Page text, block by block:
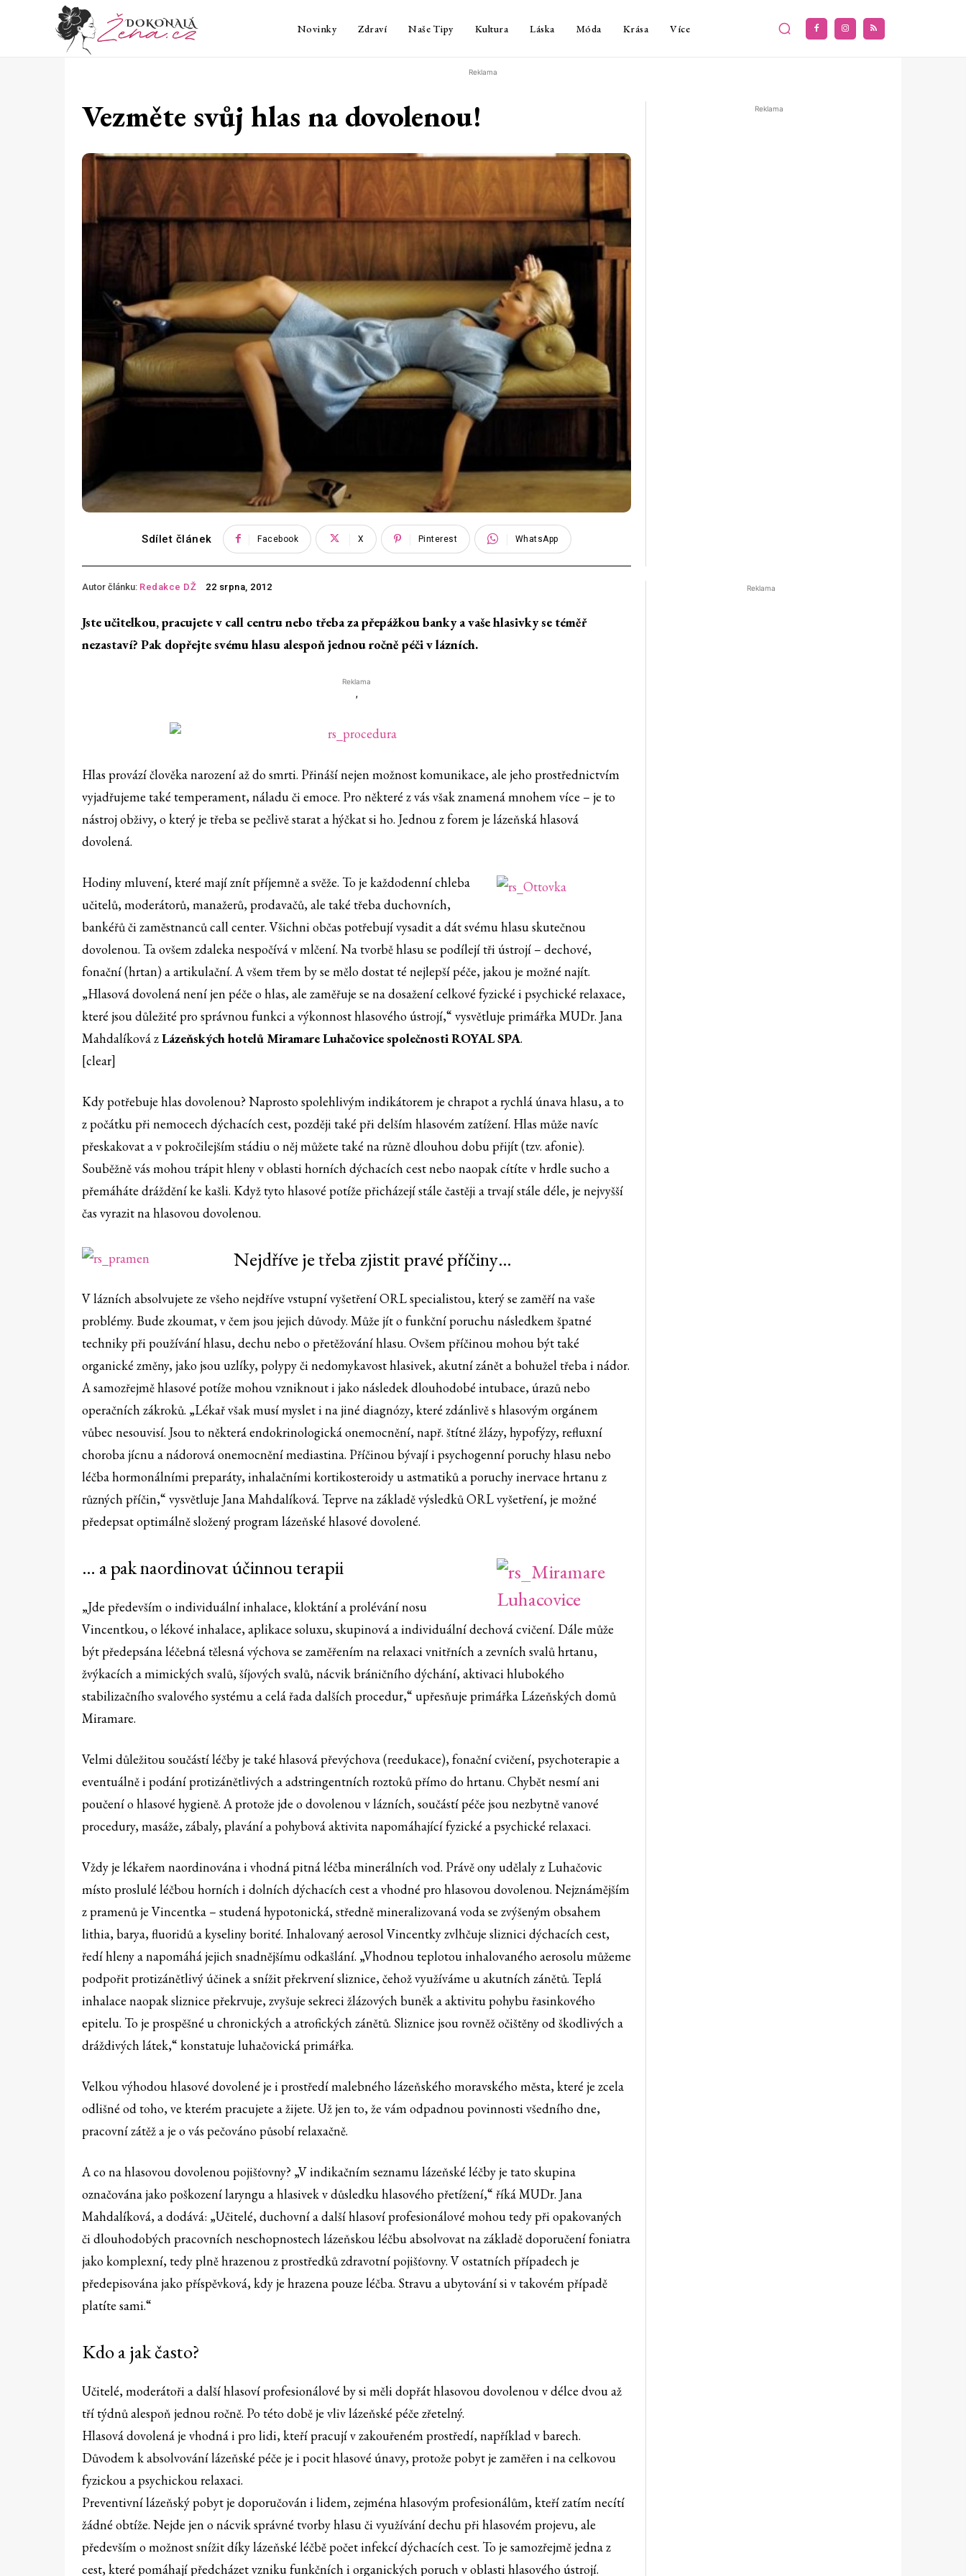
Novinky Zdraví Naše Tipy Kultura Láska Móda Krása Více
Reklama
Vezměte svůj hlas na dovolenou!
Sdílet článek Facebook X Pinterest WhatsApp
Reklama
Autor článku: Redakce DŽ 22 srpna, 2012
Jste učitelkou, pracujete v call centru nebo třeba za přepážkou banky a vaše hlasivky se téměř
nezastaví? Pak dopřejte svému hlasu alespoň jednou ročně péči v lázních.
Reklama
'
Hlas provází člověka narození až do smrti. Přináší nejen možnost komunikace, ale jeho prostřednictvím
vyjadřujeme také temperament, náladu či emoce. Pro některé z vás však znamená mnohem více – je to
nástroj obživy, o který je třeba se pečlivě starat a hýčkat si ho. Jednou z forem je lázeňská hlasová
dovolená.
Hodiny mluvení, které mají znít příjemně a svěže. To je každodenní chleba
učitelů, moderátorů, manažerů, prodavačů, ale také třeba duchovních,
bankéřů či zaměstnanců call center. Všichni občas potřebují vysadit a dát svému hlasu skutečnou
dovolenou. Ta ovšem zdaleka nespočívá v mlčení. Na tvorbě hlasu se podílejí tři ústrojí – dechové,
fonační (hrtan) a artikulační. A všem třem by se mělo dostat té nejlepší péče, jakou je možné najít.
„Hlasová dovolená není jen péče o hlas, ale zaměřuje se na dosažení celkové fyzické i psychické relaxace,
které jsou důležité pro správnou funkci a výkonnost hlasového ústrojí,“ vysvětluje primářka MUDr. Jana
Mahdalíková zLázeňských hotelů Miramare Luhačovice společnosti ROYAL SPA.
[clear]
Kdy potřebuje hlas dovolenou? Naprosto spolehlivým indikátorem je chrapot a rychlá únava hlasu, a to
z počátku při nemocech dýchacích cest, později také při delším hlasovém zatížení. Hlas může navíc
přeskakovat a v pokročilejším stádiu o něj můžete také na různě dlouhou dobu přijít (tzv. afonie).
Souběžně vás mohou trápit hleny v oblasti horních dýchacích cest nebo naopak cítíte v hrdle sucho a
přemáháte dráždění ke kašli. Když tyto hlasové potíže přicházejí stále častěji a trvají stále déle, je nejvyšší
čas vyrazit na hlasovou dovolenou.
Nejdříve je třeba zjistit pravé příčiny…
V lázních absolvujete ze všeho nejdříve vstupní vyšetření ORL specialistou, který se zaměří na vaše
problémy. Bude zkoumat, v čem jsou jejich důvody. Může jít o funkční poruchu následkem špatné
techniky při používání hlasu, dechu nebo o přetěžování hlasu. Ovšem příčinou mohou být také
organické změny, jako jsou uzlíky, polypy či nedomykavost hlasivek, akutní zánět a bohužel třeba i nádor.
A samozřejmě hlasové potíže mohou vzniknout i jako následek dlouhodobé intubace, úrazů nebo
operačních zákroků. „Lékař však musí myslet i na jiné diagnózy, které zdánlivě s hlasovým orgánem
vůbec nesouvisí. Jsou to některá endokrinologická onemocnění, např. štítné žlázy, hypofýzy, refluxní
choroba jícnu a nádorová onemocnění mediastina. Příčinou bývají i psychogenní poruchy hlasu nebo
léčba hormonálními preparáty, inhalačními kortikosteroidy u astmatiků a poruchy inervace hrtanu z
různých příčin,“ vysvětluje Jana Mahdalíková. Teprve na základě výsledků ORL vyšetření, je možné
předepsat optimálně složený program lázeňské hlasové dovolené.
… a pak naordinovat účinnou terapii
„Jde především o individuální inhalace, kloktání a prolévání nosu
Vincentkou, o lékové inhalace, aplikace soluxu, skupinová a individuální dechová cvičení. Dále může
být předepsána léčebná tělesná výchova se zaměřením na relaxaci vnitřních a zevních svalů hrtanu,
žvýkacích a mimických svalů, šíjových svalů, nácvik bráničního dýchání, aktivaci hlubokého
stabilizačního svalového systému a celá řada dalších procedur,“ upřesňuje primářka Lázeňských domů
Miramare.
Velmi důležitou součástí léčby je také hlasová převýchova (reedukace), fonační cvičení, psychoterapie a
eventuálně i podání protizánětlivých a adstringentních roztoků přímo do hrtanu. Chybět nesmí ani
poučení o hlasové hygieně. A protože jde o dovolenou v lázních, součástí péče jsou nezbytně vanové
procedury, masáže, zábaly, plavání a pohybová aktivita napomáhající fyzické a psychické relaxaci.
Vždy je lékařem naordinována i vhodná pitná léčba minerálních vod. Právě ony udělaly z Luhačovic
místo proslulé léčbou horních i dolních dýchacích cest a vhodné pro hlasovou dovolenou. Nejznámějším
z pramenů je Vincentka – studená hypotonická, středně mineralizovaná voda se zvýšeným obsahem
lithia, barya, fluoridů a kyseliny borité. Inhalovaný aerosol Vincentky zvlhčuje sliznici dýchacích cest,
ředí hleny a napomáhá jejich snadnějšímu odkašlání. „Vhodnou teplotou inhalovaného aerosolu můžeme
podpořit protizánětlivý účinek a snížit překrvení sliznice, čehož využíváme u akutních zánětů. Teplá
inhalace naopak sliznice překrvuje, zvyšuje sekreci žlázových buněk a aktivitu pohybu řasinkového
epitelu. To je prospěšné u chronických a atrofických zánětů. Sliznice jsou rovněž očištěny od škodlivých a
dráždivých látek,“ konstatuje luhačovická primářka.
Velkou výhodou hlasové dovolené je i prostředí malebného lázeňského moravského města, které je zcela
odlišné od toho, ve kterém pracujete a žijete. Už jen to, že vám odpadnou povinnosti všedního dne,
pracovní zátěž a je o vás pečováno působí relaxačně.
A co na hlasovou dovolenou pojišťovny? „V indikačním seznamu lázeňské léčby je tato skupina
označována jako poškození laryngu a hlasivek v důsledku hlasového přetížení,“ říká MUDr. Jana
Mahdalíková, a dodává: „Učitelé, duchovní a další hlasoví profesionálové mohou tedy při opakovaných
či dlouhodobých pracovních neschopnostech lázeňskou léčbu absolvovat na základě doporučení foniatra
jako komplexní, tedy plně hrazenou z prostředků zdravotní pojišťovny. V ostatních případech je
předepisována jako příspěvková, kdy je hrazena pouze léčba. Stravu a ubytování si v takovém případě
platíte sami.“
Kdo a jak často?
Učitelé, moderátoři a další hlasoví profesionálové by si měli dopřát hlasovou dovolenou v délce dvou až
tří týdnů alespoň jednou ročně. Po této době je vliv lázeňské péče zřetelný.
Hlasová dovolená je vhodná i pro lidi, kteří pracují v zakouřeném prostředí, například v barech.
Důvodem k absolvování lázeňské péče je i pocit hlasové únavy, protože pobyt je zaměřen i na celkovou
fyzickou a psychickou relaxaci.
Preventivní lázeňský pobyt je doporučován i lidem, zejména hlasovým profesionálům, kteří zatím necítí
žádné obtíže. Nejde jen o nácvik správné tvorby hlasu či využívání dechu při hlasovém projevu, ale
především o možnost snížit díky lázeňské léčbě počet infekcí dýchacích cest. To je samozřejmě jedna z
cest, které pomáhají předcházet vzniku funkčních i organických poruch v oblasti hlasového ústrojí.
Reklama